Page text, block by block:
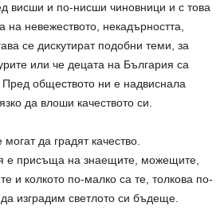
висши и по-нисши чиновници и с това
на невежеството, некадърността,
се дискутират подобни теми, за
или че децата на България са
обществото ни е надвиснала
да влоши качеството си.
да градят качество.
е присъща на знаещите, можещите,
и колкото по-малко са те, толкова по-
изградим светлото си бъдеще.